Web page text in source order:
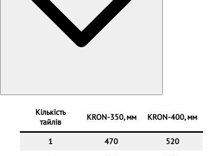
Кількість
тайлів
KRON-350, мм KRON-400, мм
1 470 520